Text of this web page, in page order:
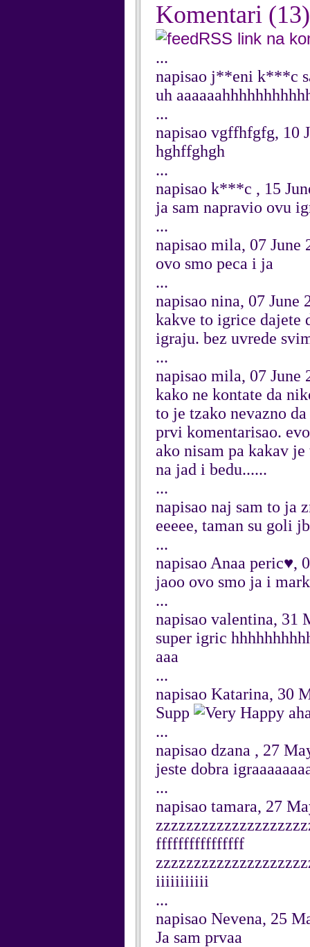
Komentari (13)
RSS link na
...
napisao j**eni k***c
uh
...
napisao vgffhfgfg, 10
hghffghgh
...
napisao k***c , 15
ja sam napravio ovu
...
napisao mila, 07 June
ovo smo peca i ja
...
napisao nina, 07 June
kakve to igrice dajete
igraju. bez uvrede
...
napisao mila, 07 June
kako ne kontate da
to je tzako nevazno
prvi komentarisao.
ako nisam pa kakav
na jad i bedu......
...
napisao naj sam to ja
eeeee, taman su goli
...
napisao Anaa peric♥,
jaoo ovo smo ja i
...
napisao valentina, 31
super igric
aaa
...
napisao Katarina, 30
Supp
...
napisao dzana , 27
jeste dobra
...
napisao tamara, 27
ffffffffffffffff
iiiiiiiiiii
...
napisao Nevena, 25
Ja sam prvaa